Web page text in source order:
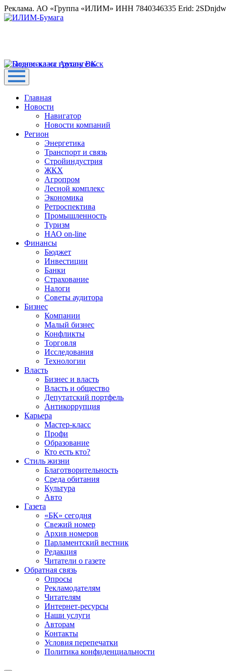
Реклама. АО «Группа «ИЛИМ» ИНН 7840346335 Erid:
Главная
Новости
Навигатор
Новости компаний
Регион
Энергетика
Транспорт и связь
Стройиндустрия
ЖКХ
Агропром
Лесной комплекс
Экономика
Ретроспектива
Промышленность
Туризм
НАО on-line
Финансы
Бюджет
Инвестиции
Банки
Страхование
Налоги
Советы аудитора
Бизнес
Компании
Малый бизнес
Конфликты
Торговля
Исследования
Технологии
Власть
Бизнес и власть
Власть и общество
Депутатский портфель
Антикоррупция
Карьера
Мастер-класс
Профи
Образование
Кто есть кто?
Стиль жизни
Благотворительность
Среда обитания
Культура
Авто
Газета
«БК» сегодня
Свежий номер
Архив номеров
Парламентский вестник
Редакция
Читатели о газете
Обратная связь
Опросы
Рекламодателям
Читателям
Интернет-ресурсы
Наши услуги
Авторам
Контакты
Условия перепечатки
Политика конфиденциальности